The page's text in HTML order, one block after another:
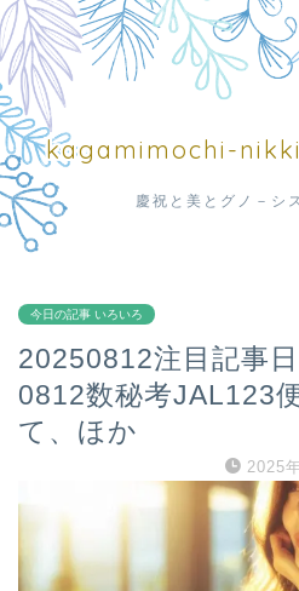
kagamimochi-nikki
慶祝と美とグノ－シ
今日の記事 いろいろ
20250812注目記事
0812数秘考JAL123
て、ほか
2025